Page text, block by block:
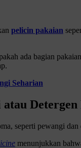
pelicin pakaian
ada bagian
Seharian
Detergen
seperti pewangi
menunjukkan